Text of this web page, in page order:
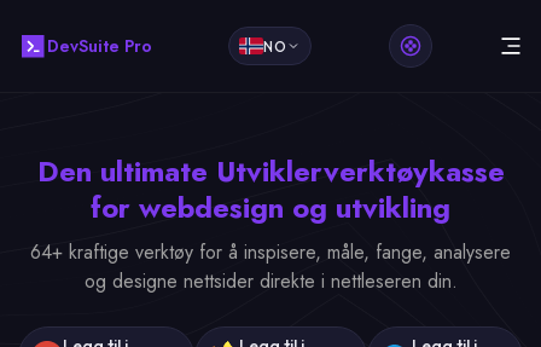
DevSuite Pro NO
Den ultimate Utviklerverktøykasse
for webdesign og utvikling
64+ kraftige verktøy for å inspisere, måle, fange, analysere
og designe nettsider direkte i nettleseren din.